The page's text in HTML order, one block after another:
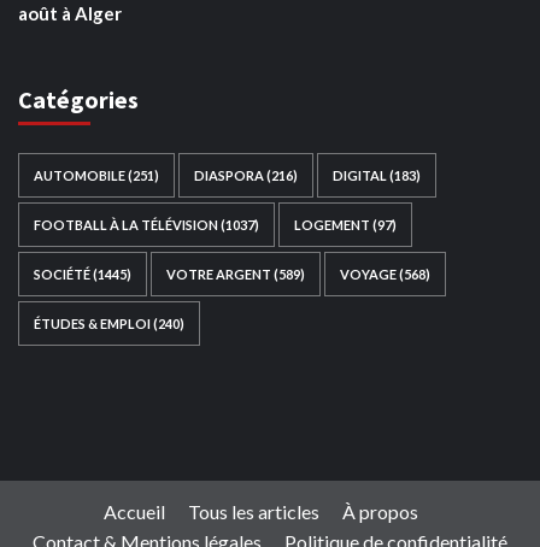
août à Alger
Catégories
AUTOMOBILE(251) DIASPORA (216) DIGITAL (183)
FOOTBALL À LA TÉLÉVISION(1037) LOGEMENT (97)
SOCIÉTÉ(1445) VOTRE ARGENT (589) VOYAGE(568)
ÉTUDES & EMPLOI(240)
Accueil Tous les articles
À propos
Contact & Mentions légales
Politique de confidentialité